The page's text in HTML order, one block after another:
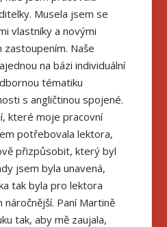
Musela jsem se
vlastníky a novými
zastoupením. Naše
na bázi individuální
tématiku
s angličtinou spojené.
které moje pracovní
potřebovala lektora,
přizpůsobit, který byl
jsem byla unavená,
tak byla pro lektora
Paní Martině
tak, aby mě zaujala,